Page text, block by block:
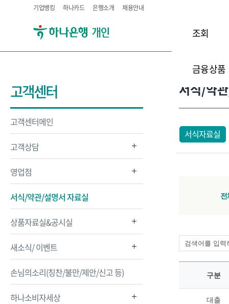
기업뱅킹 하나카드 은행소개 채용안내
조회
금융상품
고객센터
고객센터메인
고객상담
영업점
서식/약관/설명서 자료실
상품자료실&공시실
새소식/ 이벤트
손님의소리(칭찬/불만/제안/신고 등)
하나소비자세상
서식/약
서식자료실
전
구분
대출